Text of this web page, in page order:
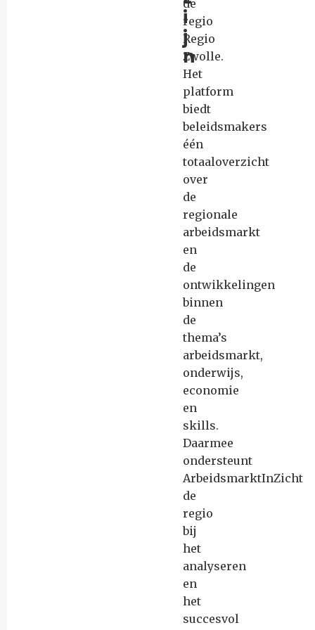
i
j
n
de
regio
Regio
Zwolle.
Het
platform
biedt
beleidsmakers
één
totaaloverzicht
over
de
regionale
arbeidsmarkt
en
de
ontwikkelingen
binnen
de
thema’s
arbeidsmarkt,
onderwijs,
economie
en
skills.
Daarmee
ondersteunt
ArbeidsmarktInZicht
de
regio
bij
het
analyseren
en
het
succesvol